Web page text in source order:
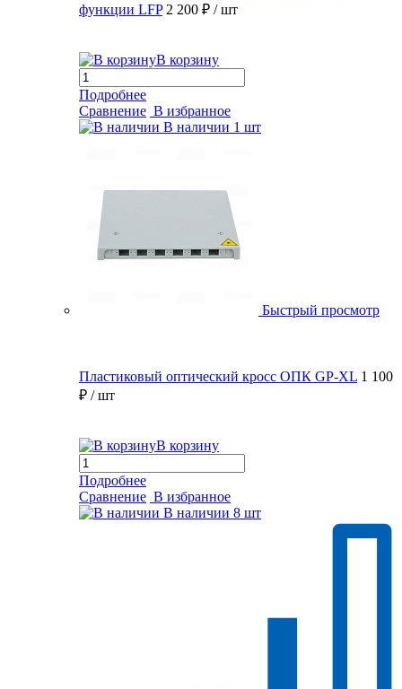
функции LFP 2 200 ₽ / шт
В корзину
Подробнее
Сравнение В избранное
В наличии 1 шт
Быстрый просмотр
Пластиковый оптический кросс ОПК GP-XL 1 100
₽ / шт
В корзину
Подробнее
Сравнение В избранное
В наличии 8 шт